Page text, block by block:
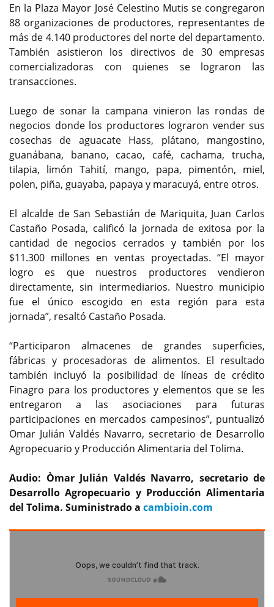
En la Plaza Mayor José Celestino Mutis se congregaron
88 organizaciones de productores, representantes de
más de 4.140 productores del norte del departamento.
También asistieron los directivos de 30 empresas
comercializadoras con quienes se lograron las
transacciones.
Luego de sonar la campana vinieron las rondas de
negocios donde los productores lograron vender sus
cosechas de aguacate Hass, plátano, mangostino,
guanábana, banano, cacao, café, cachama, trucha,
tilapia, limón Tahití, mango, papa, pimentón, miel,
polen, piña, guayaba, papaya y maracuyá, entre otros.
El alcalde de San Sebastián de Mariquita, Juan Carlos
Castaño Posada, calificó la jornada de exitosa por la
cantidad de negocios cerrados y también por los
$11.300 millones en ventas proyectadas. “El mayor
logro es que nuestros productores vendieron
directamente, sin intermediarios. Nuestro municipio
fue el único escogido en esta región para esta
jornada”, resaltó Castaño Posada.
“Participaron almacenes de grandes superficies,
fábricas y procesadoras de alimentos. El resultado
también incluyó la posibilidad de líneas de crédito
Finagro para los productores y elementos que se les
entregaron a las asociaciones para futuras
participaciones en mercados campesinos”, puntualizó
Omar Julián Valdés Navarro, secretario de Desarrollo
Agropecuario y Producción Alimentaria del Tolima.
Audio: Òmar Julián Valdés Navarro, secretario de
Desarrollo Agropecuario y Producción Alimentaria
del Tolima. Suministrado a cambioin.com